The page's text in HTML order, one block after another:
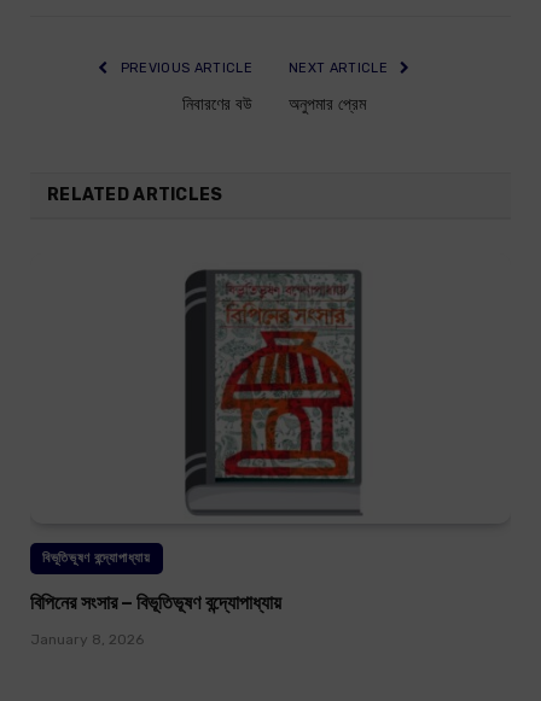
PREVIOUS ARTICLE
নিবারণের বউ
NEXT ARTICLE
অনুপমার প্রেম
RELATED ARTICLES
বিভূতিভূষণ বন্দ্যোপাধ্যায়
বিপিনের সংসার – বিভূতিভূষণ বন্দ্যোপাধ্যায়
January 8, 2026